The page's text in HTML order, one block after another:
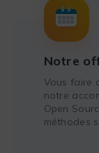
Notre
Vous faire
notre
Open
méthodes